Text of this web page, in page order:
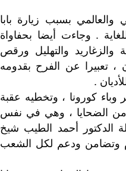
والعالمي بسبب زيارة بابا
. وجاءت أيضا بحفاواة
والزغاريد والتهليل ورقص
تعبيرا عن الفرح بقدومه
.
وباء كورونا ، وتخطيه عقبة
من الضحايا ، وهي في نفس
الدكتور أحمد الطيب شيخ
وتضامن ودعم لكل الشعب